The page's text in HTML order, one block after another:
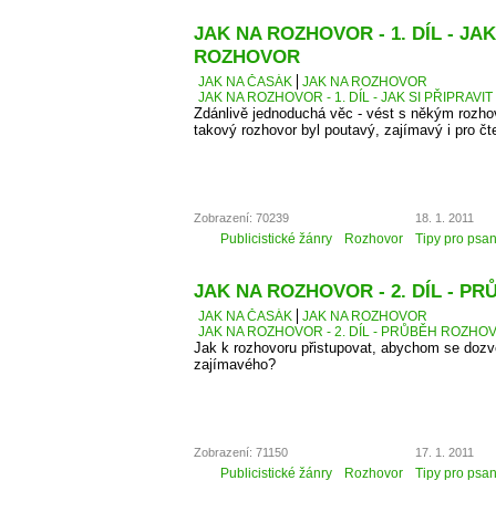
JAK NA ROZHOVOR - 1. DÍL -
ROZHOVOR
JAK NA ČASÁK
JAK NA ROZHOVOR
JAK NA ROZHOVOR - 1. DÍL - JAK SI
Zdánlivě jednoduchá věc - vést s někým
takový rozhovor byl poutavý, zajímavý i pro
Zobrazení: 70239 18. 1. 2011
Publicistické žánry Rozhovor Tipy pro
JAK NA ROZHOVOR - 2. DÍL -
JAK NA ČASÁK
JAK NA ROZHOVOR
JAK NA ROZHOVOR - 2. DÍL - PRŮBĚH
Jak k rozhovoru přistupovat, abychom se
zajímavého?
Zobrazení: 71150 17. 1. 2011
Publicistické žánry Rozhovor Tipy pro